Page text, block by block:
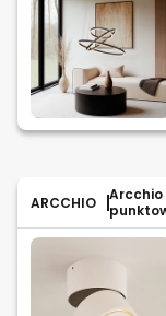
ARCCHIO
Arcchio